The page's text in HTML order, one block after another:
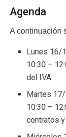
Agenda
A continuación
Lunes 16/
10:30 –
del IVA
Martes
10:30 –
contratos